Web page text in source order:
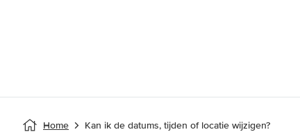
Home Kan ik de datums, tijden of locatie wijzigen?